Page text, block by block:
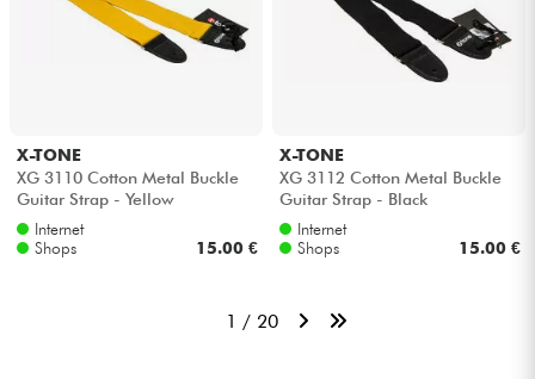
X-TONE
XG 3110 Cotton Metal Buckle
Guitar Strap - Yellow
Internet
Shops
15.00 €
X-TONE
XG 3112 Cotton Metal Buckle
Guitar Strap - Black
Internet
Shops
15.00 €
1 / 20